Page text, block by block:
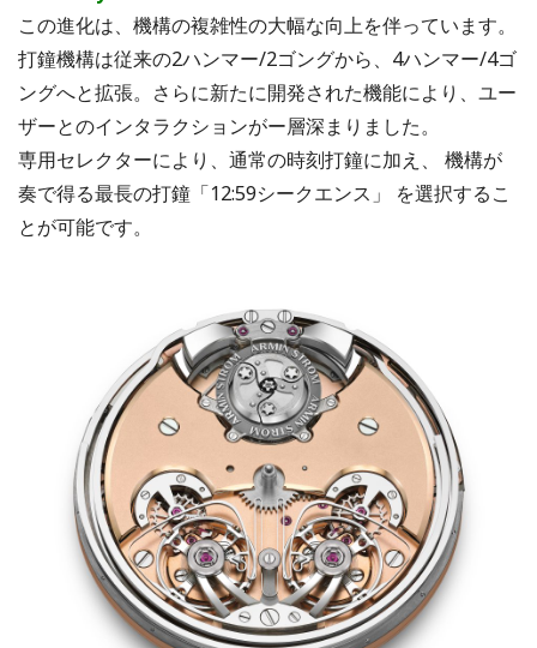
この進化は、機構の複雑性の大幅な向上を伴っています。
打鐘機構は従来の2ハンマー/2ゴングから、4ハンマー/4ゴ
ングへと拡張。さらに新たに開発された機能により、ユー
ザーとのインタラクションがー層深まりました。
専用セレクターにより、通常の時刻打鐘に加え、 機構が
奏で得る最長の打鐘「12:59シークエンス」 を選択するこ
とが可能です。